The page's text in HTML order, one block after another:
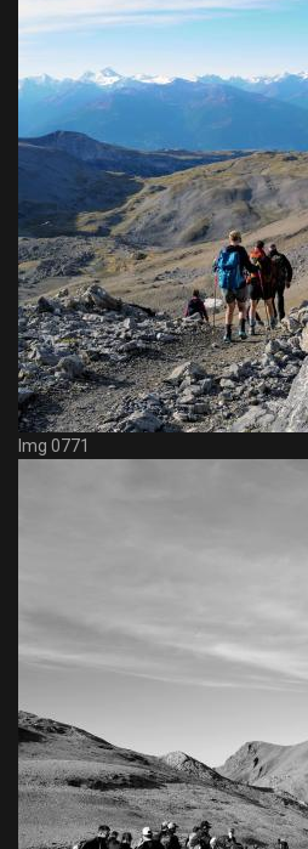
Img 0771